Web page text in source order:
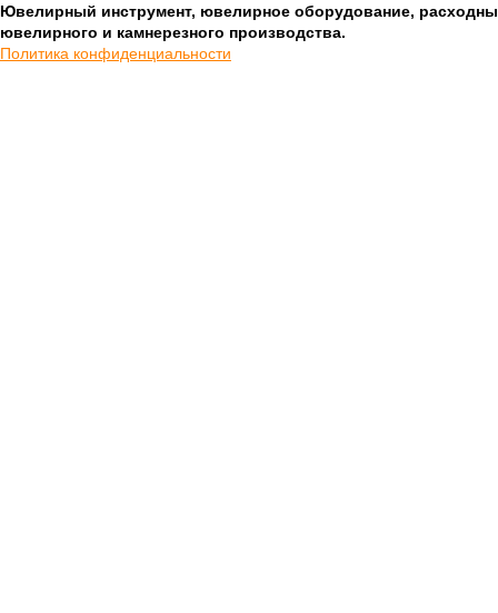
Ювелирный инструмент, ювелирное оборудование,
ювелирного и камнерезного производства.
Политика конфиденциальности